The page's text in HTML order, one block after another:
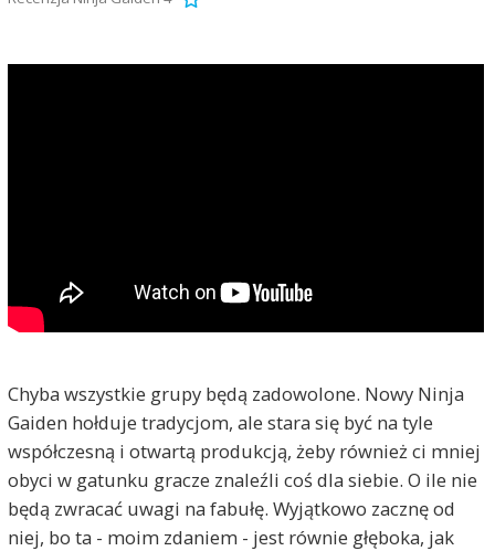
Chyba wszystkie grupy będą zadowolone. Nowy Ninja
Gaiden hołduje tradycjom, ale stara się być na tyle
współczesną i otwartą produkcją, żeby również ci mniej
obyci w gatunku gracze znaleźli coś dla siebie. O ile nie
będą zwracać uwagi na fabułę. Wyjątkowo zacznę od
niej, bo ta - moim zdaniem - jest równie głęboka, jak